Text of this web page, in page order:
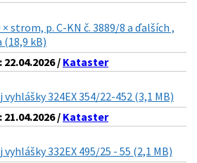
strom, p. C-KN č. 3889/8 a ďalších ,
(18,9 kB)
/ Kataster
324EX 354/22-452 (3,1 MB)
/ Kataster
332EX 495/25 - 55 (2,1 MB)